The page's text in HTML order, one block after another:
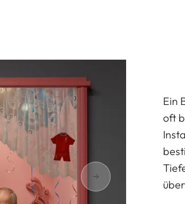
Ein
oft